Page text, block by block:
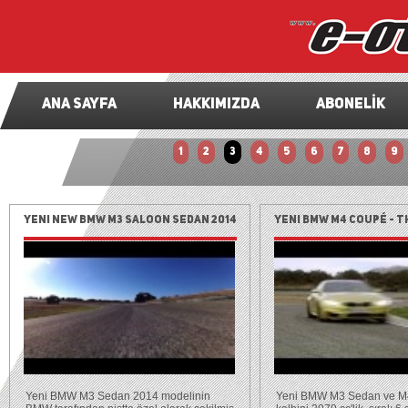
ANA SAYFA HAKKIMIZDA ABONELİK
1 2 3 4 5 6 7 8 9
Yeni New BMW M3 Saloon Sedan 2014
Yeni BMW M3 Sedan 2014 modelinin
Yeni BMW M4 Coupé -
M4 Coupé
Yeni BMW M3 Sedan ve